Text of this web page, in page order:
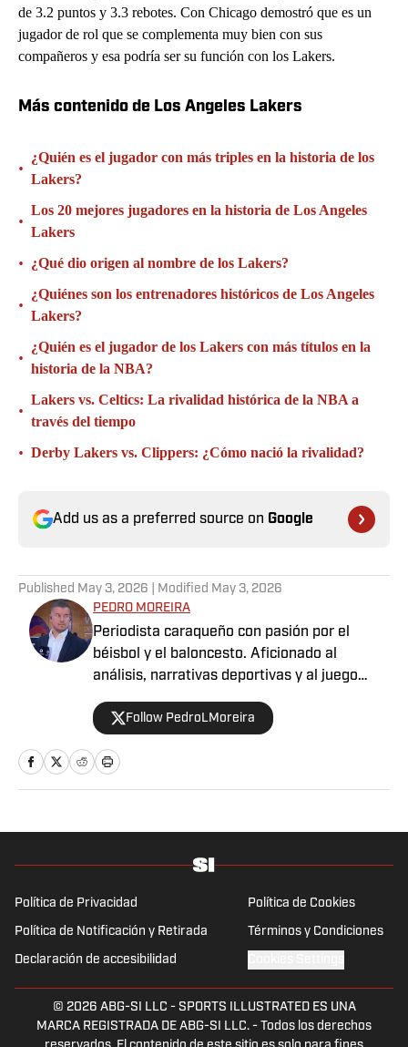
de 3.2 puntos y 3.3 rebotes. Con Chicago demostró que es un
jugador de rol que se complementa muy bien con sus
compañeros y esa podría ser su función con los Lakers.
Más contenido de Los Angeles Lakers
•
¿Quién es el jugador con más triples en la historia de los
Lakers?
•
Los 20 mejores jugadores en la historia de Los Angeles
Lakers
• ¿Qué dio origen al nombre de los Lakers?
•
¿Quiénes son los entrenadores históricos de Los Angeles
Lakers?
•
¿Quién es el jugador de los Lakers con más títulos en la
historia de la NBA?
•
Lakers vs. Celtics: La rivalidad histórica de la NBA a
través del tiempo
• Derby Lakers vs. Clippers: ¿Cómo nació la rivalidad?
Add us as a preferred source on Google
Published May 3, 2026 | Modified May 3, 2026
PEDRO MOREIRA
Periodista caraqueño con pasión por el
béisbol y el baloncesto. Aficionado al
análisis, narrativas deportivas y al juego
por convicción, comprometido con contar
Follow PedroLMoreira
Política de Privacidad Política de Cookies
Política de Notificación y Retirada Términos y Condiciones
Declaración de accesibilidad
© 2026 ABG-SI LLC - SPORTS ILLUSTRATED ES UNA
MARCA REGISTRADA DE ABG-SI LLC. - Todos los derechos